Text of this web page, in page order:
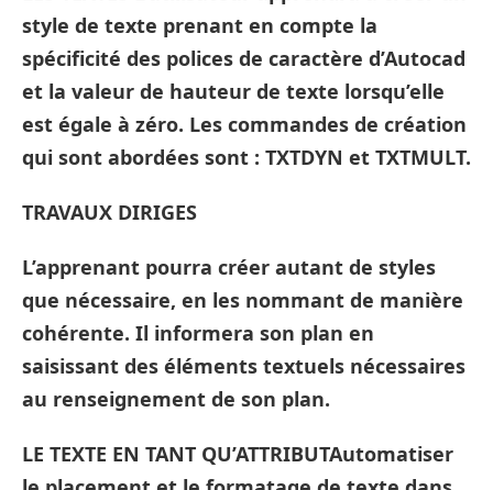
style de texte prenant en compte la
spécificité des polices de caractère d’Autocad
et la valeur de hauteur de texte lorsqu’elle
est égale à zéro. Les commandes de création
qui sont abordées sont : TXTDYN et TXTMULT.
TRAVAUX DIRIGES
L’apprenant pourra créer autant de styles
que nécessaire, en les nommant de manière
cohérente. Il informera son plan en
saisissant des éléments textuels nécessaires
au renseignement de son plan.
LE TEXTE EN TANT QU’ATTRIBUTAutomatiser